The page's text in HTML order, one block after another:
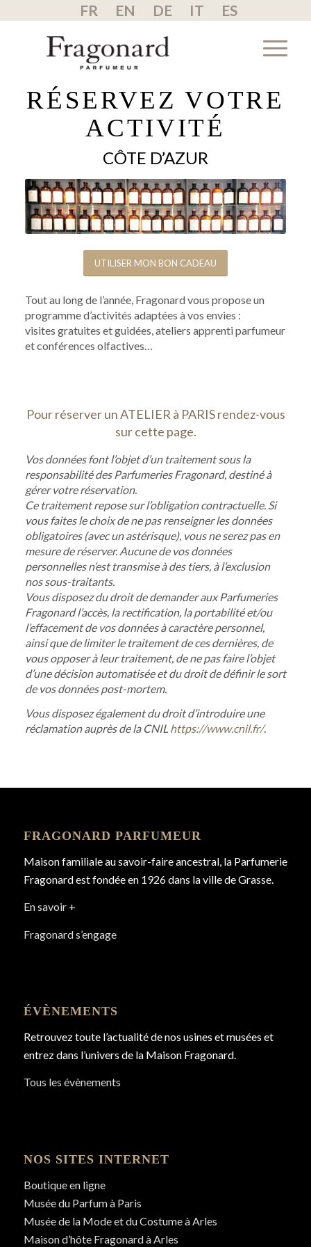
FR EN DE IT ES
RÉSERVEZ VOTRE
ACTIVITÉ
CÔTE D’AZUR
UTILISER MON BON CADEAU
Tout au long de l’année, Fragonard vous propose un
programme d’activités adaptées à vos envies :
visites gratuites et guidées, ateliers apprenti parfumeur
et conférences olfactives…
Pour réserver un ATELIER à PARIS rendez-vous
sur cette page.
Vos données font l’objet d’un traitement sous la
responsabilité des Parfumeries Fragonard, destiné à
gérer votre réservation.
Ce traitement repose sur l’obligation contractuelle. Si
vous faites le choix de ne pas renseigner les données
obligatoires (avec un astérisque), vous ne serez pas en
mesure de réserver. Aucune de vos données
personnelles n’est transmise à des tiers, à l’exclusion
nos sous-traitants.
Vous disposez du droit de demander aux Parfumeries
Fragonard l’accès, la rectification, la portabilité et/ou
l’effacement de vos données à caractère personnel,
ainsi que de limiter le traitement de ces dernières, de
vous opposer à leur traitement, de ne pas faire l’objet
d’une décision automatisée et du droit de définir le sort
de vos données post-mortem.
Vous disposez également du droit d’introduire une
réclamation auprès de la CNIL https://www.cnil.fr/.
FRAGONARD PARFUMEUR
Maison familiale au savoir-faire ancestral, la Parfumerie
Fragonard est fondée en 1926 dans la ville de Grasse.
En savoir +
Fragonard s’engage
ÉVÈNEMENTS
Retrouvez toute l’actualité de nos usines et musées et
entrez dans l’univers de la Maison Fragonard.
Tous les évènements
NOS SITES INTERNET
Boutique en ligne
Musée du Parfum à Paris
Musée de la Mode et du Costume à Arles
Maison d’hôte Fragonard à Arles